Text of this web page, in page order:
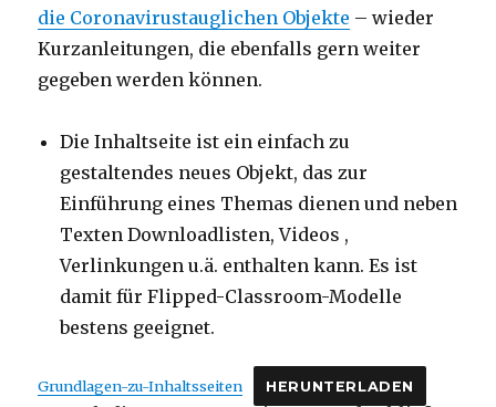
die Coronavirustauglichen Objekte – wieder
Kurzanleitungen, die ebenfalls gern weiter
gegeben werden können.
Die Inhaltseite ist ein einfach zu
gestaltendes neues Objekt, das zur
Einführung eines Themas dienen und neben
Texten Downloadlisten, Videos ,
Verlinkungen u.ä. enthalten kann. Es ist
damit für Flipped-Classroom-Modelle
bestens geeignet.
Grundlagen-zu-Inhaltsseiten HERUNTERLADEN